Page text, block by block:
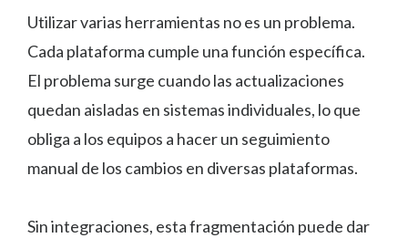
Utilizar varias herramientas no es un problema.
Cada plataforma cumple una función específica.
El problema surge cuando las actualizaciones
quedan aisladas en sistemas individuales, lo que
obliga a los equipos a hacer un seguimiento
manual de los cambios en diversas plataformas.
Sin integraciones, esta fragmentación puede dar